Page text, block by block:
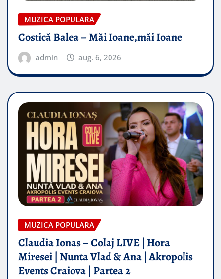
MUZICA POPULARA
Costică Balea – Măi Ioane,măi Ioane
admin aug. 6, 2026
MUZICA POPULARA
Claudia Ionas – Colaj LIVE | Hora
Miresei | Nunta Vlad & Ana | Akropolis
Events Craiova | Partea 2